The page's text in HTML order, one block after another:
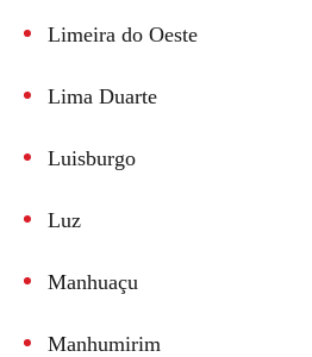
Limeira do Oeste
Lima Duarte
Luisburgo
Luz
Manhuaçu
Manhumirim